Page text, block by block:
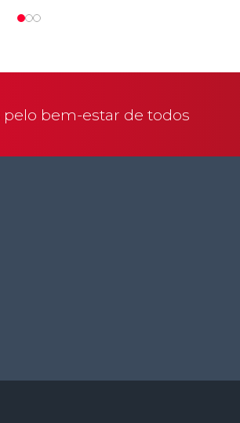
pelo bem-estar de todos